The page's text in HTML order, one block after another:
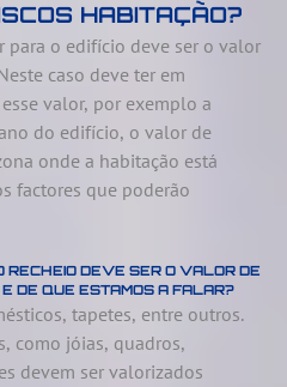
HABITAÇÃO?
para o edifício deve ser o valor
caso deve ter em
valor, por exemplo a
do edifício, o valor de
onde a habitação está
factores que poderão
RECHEIO DEVE SER O VALOR DE
DE QUE ESTAMOS A FALAR?
tapetes, entre outros.
como jóias, quadros,
devem ser valorizados